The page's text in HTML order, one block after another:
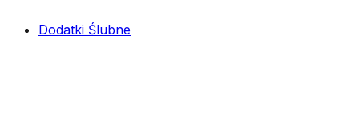
Dodatki Ślubne